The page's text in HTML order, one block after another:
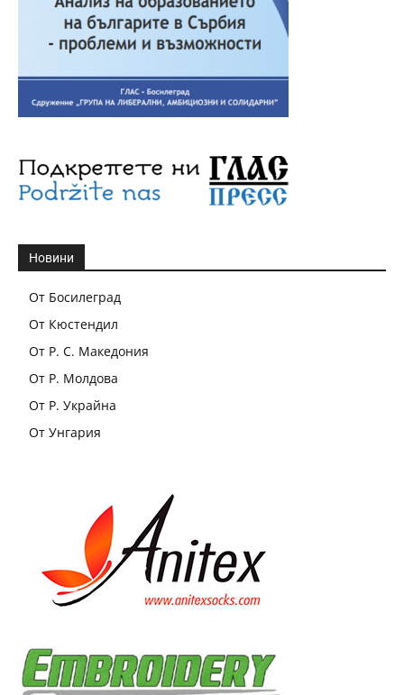
Новини
От Босилеград
От Кюстендил
От Р. С. Македония
От Р. Молдова
От Р. Украйна
От Унгария